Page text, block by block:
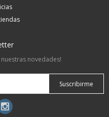
novedades!
Suscribirme
